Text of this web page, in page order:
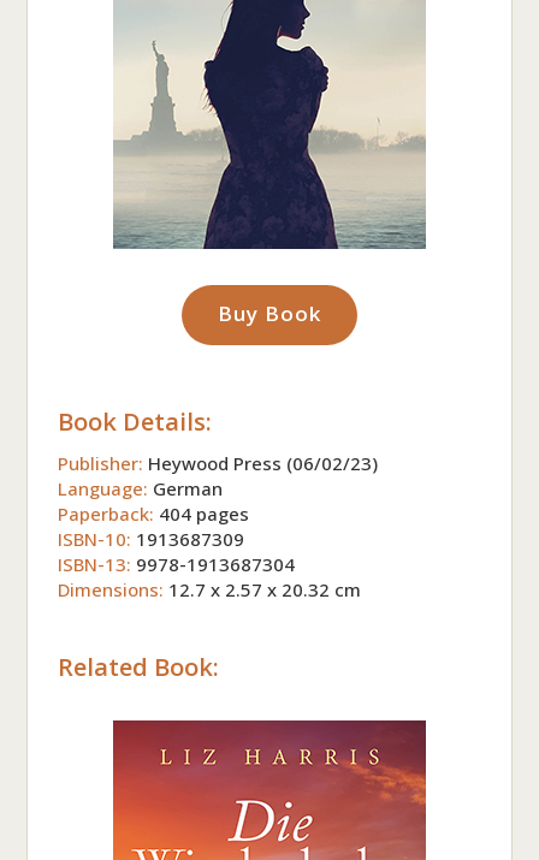
Buy Book
Book Details:
Publisher: Heywood Press (06/02/23)
Language: German
Paperback: 404 pages
ISBN-10: 1913687309
ISBN-13: 9978-1913687304
Dimensions: 12.7 x 2.57 x 20.32 cm
Related Book: